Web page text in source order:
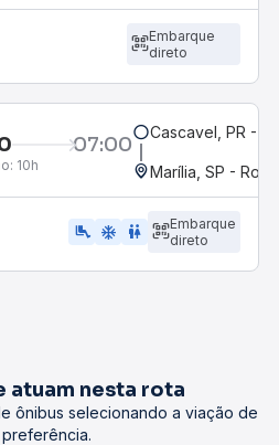
Embarque
direto
07:00
10h
Cascavel, PR -
Marília, SP -
airline_seat_legroom_extra ac_unit wc
Embarque
direto
atuam nesta rota
ônibus selecionando a viação de
preferência.